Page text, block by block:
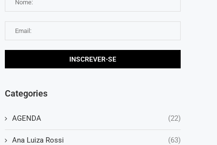
Categories
AGENDA (22)
Ana Luiza Rossi (63)